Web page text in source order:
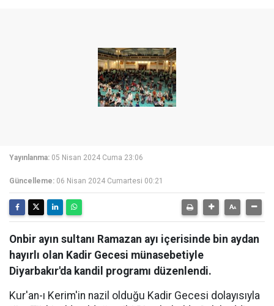
Yayınlanma: 05 Nisan 2024 Cuma 23:06
Güncelleme: 06 Nisan 2024 Cumartesi 00:21
Onbir ayın sultanı Ramazan ayı içerisinde bin aydan
hayırlı olan Kadir Gecesi münasebetiyle
Diyarbakır'da kandil programı düzenlendi.
Kur'an-ı Kerim'in nazil olduğu Kadir Gecesi dolayısıyla